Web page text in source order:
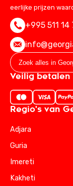
eerlijke prijzen
+995 511 14
Veilig betalen
Regio's van
Adjara
Guria
Imereti
Kakheti